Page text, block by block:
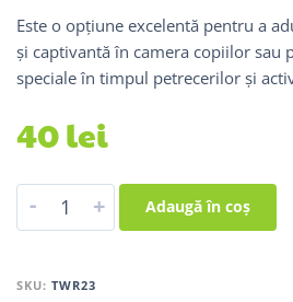
Este o opțiune excelentă pentru a
și captivantă în camera copiilor sau
speciale în timpul petrecerilor și
40lei
- + Adaugă în coș
SKU: TWR23